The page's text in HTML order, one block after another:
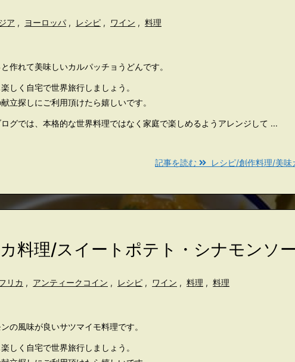
ア , ヨーロッパ , レシピ , ワイン , 料理
作れて美味しいカルパッチョうどんです。
しく自宅で世界旅行しましょう。
立探しにご利用頂けたら嬉しいです。
ログでは、本格的な世界料理ではなく家庭で楽しめるようアレンジして ...
記事を読む レシピ/創作料理/美味
料理/スイートポテト・シナモンソ
リカ , アンティークコイン , レシピ , ワイン , 料理 , 料理
の風味が良いサツマイモ料理です。
しく自宅で世界旅行しましょう。